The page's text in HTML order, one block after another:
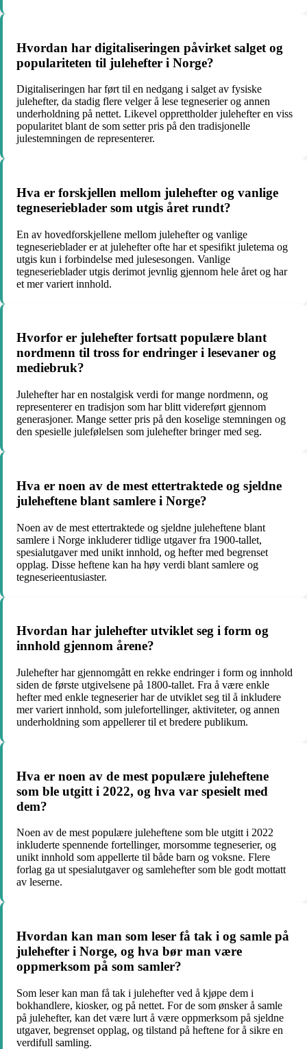
Hvordan har digitaliseringen påvirket salget og
populariteten til julehefter i Norge?
Digitaliseringen har ført til en nedgang i salget av fysiske
julehefter, da stadig flere velger å lese tegneserier og annen
underholdning på nettet. Likevel opprettholder julehefter en viss
popularitet blant de som setter pris på den tradisjonelle
julestemningen de representerer.
Hva er forskjellen mellom julehefter og vanlige
tegneserieblader som utgis året rundt?
En av hovedforskjellene mellom julehefter og vanlige
tegneserieblader er at julehefter ofte har et spesifikt juletema og
utgis kun i forbindelse med julesesongen. Vanlige
tegneserieblader utgis derimot jevnlig gjennom hele året og har
et mer variert innhold.
Hvorfor er julehefter fortsatt populære blant
nordmenn til tross for endringer i lesevaner og
mediebruk?
Julehefter har en nostalgisk verdi for mange nordmenn, og
representerer en tradisjon som har blitt videreført gjennom
generasjoner. Mange setter pris på den koselige stemningen og
den spesielle julefølelsen som julehefter bringer med seg.
Hva er noen av de mest ettertraktede og sjeldne
juleheftene blant samlere i Norge?
Noen av de mest ettertraktede og sjeldne juleheftene blant
samlere i Norge inkluderer tidlige utgaver fra 1900-tallet,
spesialutgaver med unikt innhold, og hefter med begrenset
opplag. Disse heftene kan ha høy verdi blant samlere og
tegneserieentusiaster.
Hvordan har julehefter utviklet seg i form og
innhold gjennom årene?
Julehefter har gjennomgått en rekke endringer i form og innhold
siden de første utgivelsene på 1800-tallet. Fra å være enkle
hefter med enkle tegneserier har de utviklet seg til å inkludere
mer variert innhold, som julefortellinger, aktiviteter, og annen
underholdning som appellerer til et bredere publikum.
Hva er noen av de mest populære juleheftene
som ble utgitt i 2022, og hva var spesielt med
dem?
Noen av de mest populære juleheftene som ble utgitt i 2022
inkluderte spennende fortellinger, morsomme tegneserier, og
unikt innhold som appellerte til både barn og voksne. Flere
forlag ga ut spesialutgaver og samlehefter som ble godt mottatt
av leserne.
Hvordan kan man som leser få tak i og samle på
julehefter i Norge, og hva bør man være
oppmerksom på som samler?
Som leser kan man få tak i julehefter ved å kjøpe dem i
bokhandlere, kiosker, og på nettet. For de som ønsker å samle
på julehefter, kan det være lurt å være oppmerksom på sjeldne
utgaver, begrenset opplag, og tilstand på heftene for å sikre en
verdifull samling.